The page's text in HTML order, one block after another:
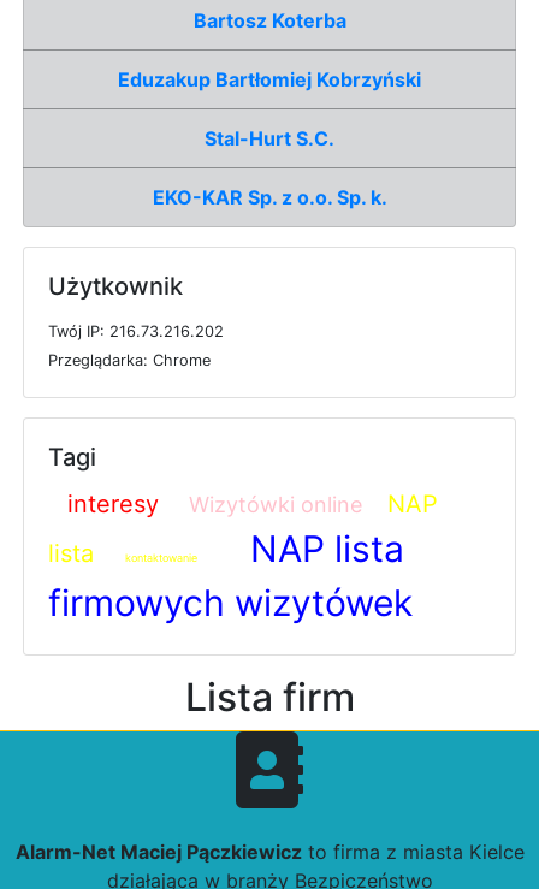
Bartosz Koterba
Eduzakup Bartłomiej Kobrzyński
Stal-Hurt S.C.
EKO-KAR Sp. z o.o. Sp. k.
Użytkownik
Twój IP: 216.73.216.202
Przeglądarka: Chrome
Tagi
interesy
Wizytówki online
NAP
lista
kontaktowanie
NAP lista
firmowych wizytówek
Lista firm
Alarm-Net Maciej Pączkiewiczto firma z miasta Kielce
działająca w branży Bezpiczeństwo